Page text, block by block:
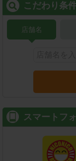
こだわり条
店舗名
スマートフ